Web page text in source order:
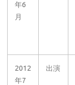
年6
月
2012
年7
出演